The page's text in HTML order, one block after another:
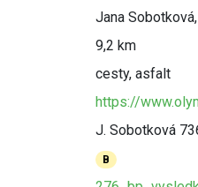
Jana
9,2 km
cesty, asfalt
https://
J. Sobotková
B